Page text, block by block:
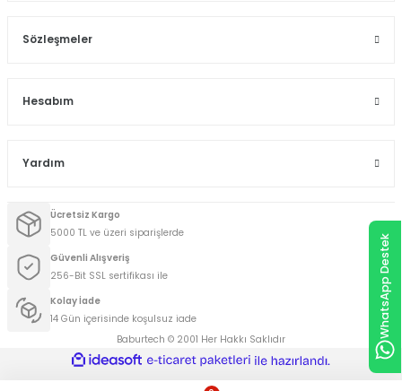
Sözleşmeler
Hesabım
Yardım
Ücretsiz Kargo
5000 TL ve üzeri siparişlerde
Güvenli Alışveriş
256-Bit SSL sertifikası ile
Kolay İade
14 Gün içerisinde koşulsuz iade
Baburtech © 2001 Her Hakkı Saklıdır
WhatsApp Destek
ideasoft
e-
hazırlandı.